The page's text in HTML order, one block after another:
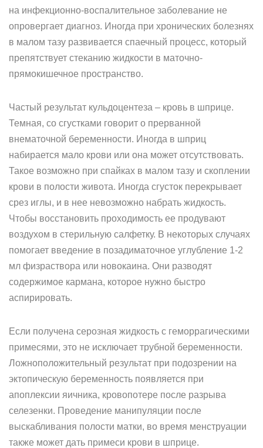
на инфекционно-воспалительное заболевание не
опровергает диагноз. Иногда при хронических болезнях
в малом тазу развивается спаечный процесс, который
препятствует стеканию жидкости в маточно-
прямокишечное пространство.
Частый результат кульдоцентеза – кровь в шприце.
Темная, со сгустками говорит о прерванной
внематочной беременности. Иногда в шприц
набирается мало крови или она может отсутствовать.
Такое возможно при спайках в малом тазу и скоплении
крови в полости живота. Иногда сгусток перекрывает
срез иглы, и в нее невозможно набрать жидкость.
Чтобы восстановить проходимость ее продувают
воздухом в стерильную салфетку. В некоторых случаях
помогает введение в позадиматочное углубление 1-2
мл физраствора или новокаина. Они разводят
содержимое кармана, которое нужно быстро
аспирировать.
Если получена серозная жидкость с геморрагическими
примесями, это не исключает трубной беременности.
Ложноположительный результат при подозрении на
эктопическую беременность появляется при
апоплексии яичника, кровопотере после разрыва
селезенки. Проведение манипуляции после
выскабливания полости матки, во время менструации
также может дать примеси крови в шприце.